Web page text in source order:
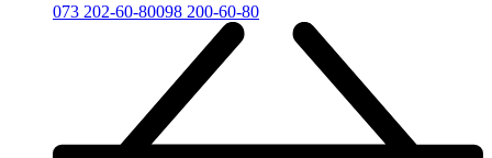
073 202-60-80098 200-60-80